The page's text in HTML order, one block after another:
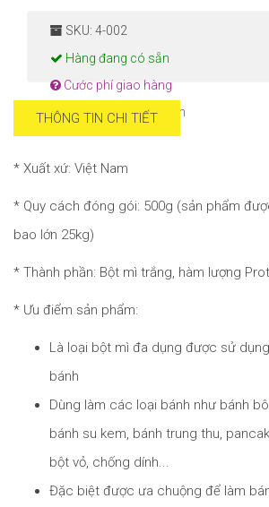
SKU: 4-002
Hàng đang có sẵn
Cước phí giao hàng
Hướng dẫn thanh toán
THÔNG TIN CHI TIẾT
* Xuất xứ: Việt Nam
* Quy cách đóng gói: 500g (sản phẩm
bao lớn 25kg)
* Thành phần: Bột mì trắng, hàm lượng
* Ưu điểm sản phẩm:
Là loại bột mì đa dụng được sử
bánh
Dùng làm các loại bánh như bánh
bánh su kem, bánh trung thu,
bột vỏ, chống dính...
Đặc biệt được ưa chuộng để làm